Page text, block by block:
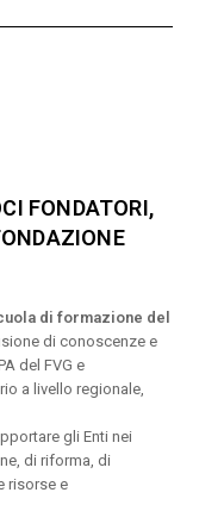
FONDATORI,
di formazione del
di conoscenze e
del FVG e
a livello regionale,
gli Enti nei
di riforma, di
risorse e